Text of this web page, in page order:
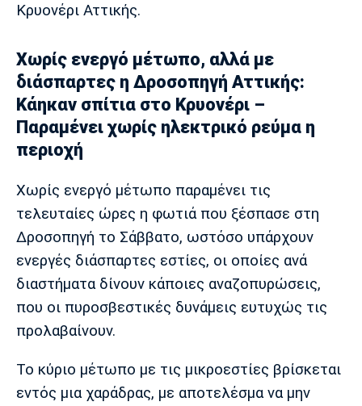
Μάντσεστερ
Γιουνάιτεντ
Τσέλσι Άρσεναλ
Λίβερπουλ
Ίντερ Μίλαν Μπάγερν
Μπορούσια
Κρυονέρι Αττικής.
Χωρίς ενεργό μέτωπο, αλλά με
διάσπαρτες η Δροσοπηγή Αττικής:
Κάηκαν σπίτια στο Κρυονέρι –
Παραμένει χωρίς ηλεκτρικό ρεύμα η
περιοχή
Χωρίς ενεργό μέτωπο παραμένει τις
τελευταίες ώρες η φωτιά που ξέσπασε στη
Δροσοπηγή το Σάββατο, ωστόσο υπάρχουν
ενεργές διάσπαρτες εστίες, οι οποίες ανά
διαστήματα δίνουν κάποιες αναζοπυρώσεις,
που οι πυροσβεστικές δυνάμεις ευτυχώς τις
προλαβαίνουν.
Το κύριο μέτωπο με τις μικροεστίες βρίσκεται
εντός μια χαράδρας, με αποτελέσμα να μην